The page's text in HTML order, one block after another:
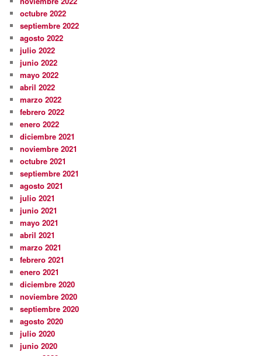
octubre 2022
septiembre 2022
agosto 2022
julio 2022
junio 2022
mayo 2022
abril 2022
marzo 2022
febrero 2022
enero 2022
diciembre 2021
noviembre 2021
octubre 2021
septiembre 2021
agosto 2021
julio 2021
junio 2021
mayo 2021
abril 2021
marzo 2021
febrero 2021
enero 2021
diciembre 2020
noviembre 2020
septiembre 2020
agosto 2020
julio 2020
junio 2020